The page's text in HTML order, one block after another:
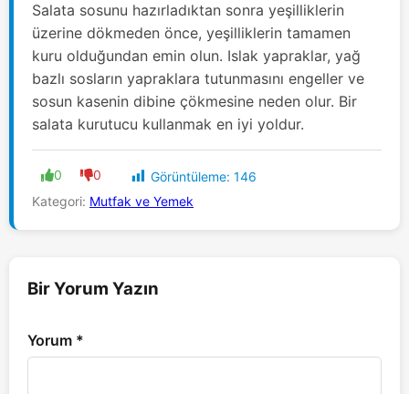
Salata sosunu hazırladıktan sonra yeşilliklerin
üzerine dökmeden önce, yeşilliklerin tamamen
kuru olduğundan emin olun. Islak yapraklar, yağ
bazlı sosların yapraklara tutunmasını engeller ve
sosun kasenin dibine çökmesine neden olur. Bir
salata kurutucu kullanmak en iyi yoldur.
0 0 Görüntüleme: 146
Kategori: Mutfak ve Yemek
Bir Yorum Yazın
Yorum *